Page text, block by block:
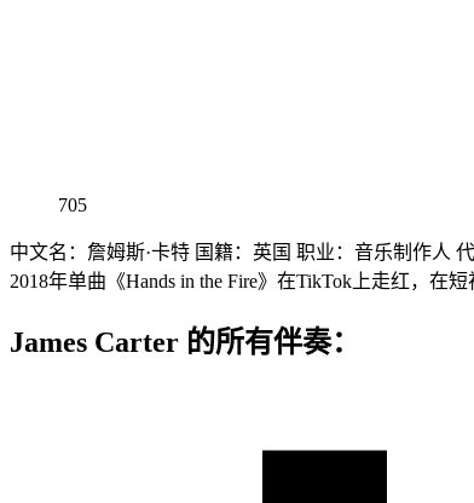
705
中文名：詹姆斯·卡特 国籍：英国 职业：音乐制作人
2018年单曲《Hands in the Fire》在TikTok上走红，在
James Carter 的所有伴奏：